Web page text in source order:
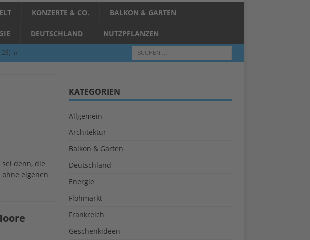
KONZERTE & CO. BALKON & GARTEN
DEUTSCHLAND NUTZPFLANZEN
in
große
denn, die
eigenen
KATEGORIEN
Allgemein
Architektur
Balkon & Garten
Deutschland
Energie
Flohmarkt
Frankreich
Geschenkideen